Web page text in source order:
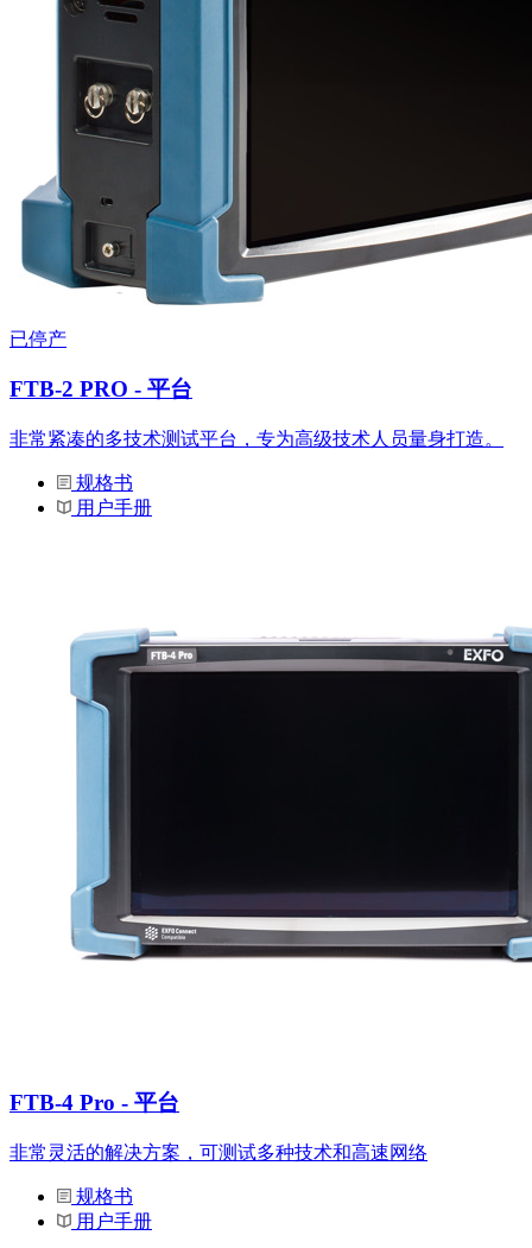
已停产
FTB-2 PRO - 平台
非常紧凑的多技术测试平台，专为高级技术人员量身打造。
规格书
用户手册
FTB-4 Pro - 平台
非常灵活的解决方案，可测试多种技术和高速网络
规格书
用户手册